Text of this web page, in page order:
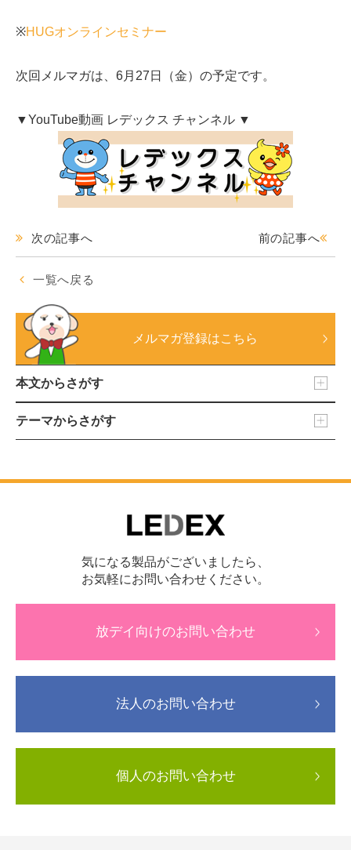
※HUGオンラインセミナー
次回メルマガは、6月27日（金）の予定です。
▼YouTube動画 レデックス チャンネル ▼
前の記事へ
次の記事へ
一覧へ戻る
メルマガ登録はこちら
本文からさがす
テーマからさがす
気になる製品がございましたら、
お気軽にお問い合わせください。
放デイ向けのお問い合わせ
法人のお問い合わせ
個人のお問い合わせ